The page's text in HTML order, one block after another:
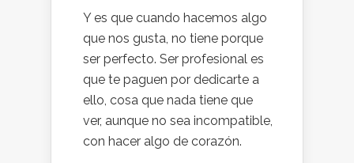
Y es que cuando hacemos algo
que nos gusta, no tiene porque
ser perfecto. Ser profesional es
que te paguen por dedicarte a
ello, cosa que nada tiene que
ver, aunque no sea incompatible,
con hacer algo de corazón.